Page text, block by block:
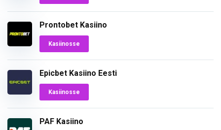
Prontobet Kasiino
Kasiinosse
Epicbet Kasiino Eesti
Kasiinosse
PAF Kasiino